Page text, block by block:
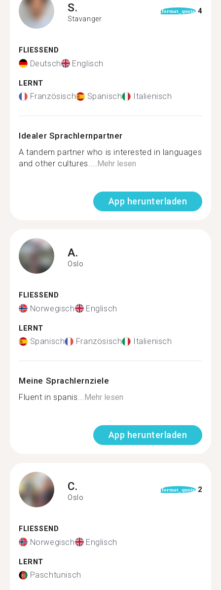
S.
Stavanger
format_quote 4
FLIESSEND
Deutsch Englisch
LERNT
Französisch Spanisch Italienisch
Idealer Sprachlernpartner
A tandem partner who is interested in languages
and other cultures....Mehr lesen
App herunterladen
A.
Oslo
FLIESSEND
Norwegisch Englisch
LERNT
Spanisch Französisch Italienisch
Meine Sprachlernziele
Fluent in spanis...Mehr lesen
App herunterladen
C.
Oslo
format_quote 2
FLIESSEND
Norwegisch Englisch
LERNT
Paschtunisch